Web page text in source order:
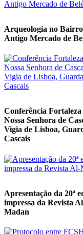
Arqueologia no
Antigo Mercado de
Conferência Fortaleza
Nossa Senhora de
Vigia de Lisboa,
Cascais
Apresentação da 20ª
impressa da Revista
Madan